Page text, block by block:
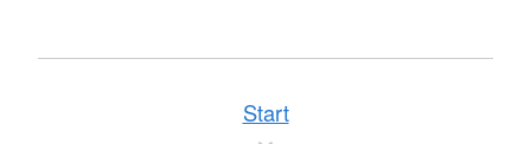
Start